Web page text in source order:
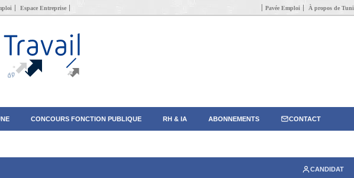
Espace Entreprise Pavée Emploi À propos de
CONCOURS FONCTION PUBLIQUE RH & IA ABONNEMENTS CONTACT
CANDIDAT